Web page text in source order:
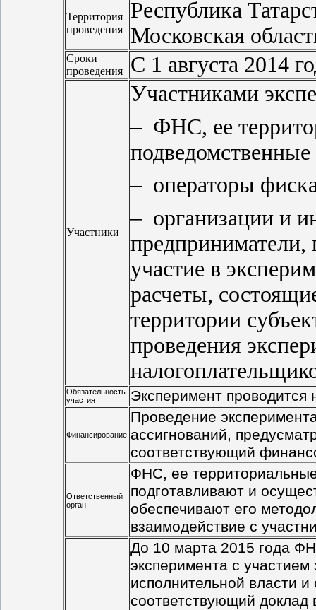
Территория
проведения
Республика
Московская
Сроки
проведения
С 1 августа 2014
Участники
Участниками
– ФНС, ее
– операторы
– организации и
предприниматели,
участие в
расчеты,
территории
проведения
Обязательность
участия
Эксперимент проводится
Финансирование
Проведение
ассигнований,
соответствующий
Ответственный
орган
ФНС, ее
подготавливают и
обеспечивают его
взаимодействие с
До 10 марта 2015 года
эксперимента с
исполнительной власти
соответствующий